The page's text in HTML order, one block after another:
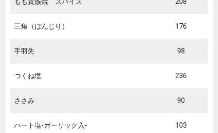
三角（ぼんじり） 176
手羽先 98
つくね塩 236
ささみ 90
ハート塩-ガーリック入- 103